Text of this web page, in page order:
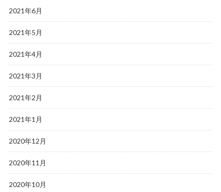
2021年6月
2021年5月
2021年4月
2021年3月
2021年2月
2021年1月
2020年12月
2020年11月
2020年10月